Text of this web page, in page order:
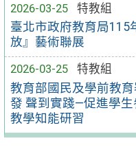
2026-03-25
特教組
臺北市政府教育局115
放』藝術聯展
2026-03-25
特教組
教育部國民及學前教
發 聲到實踐—促進學生
教學知能研習